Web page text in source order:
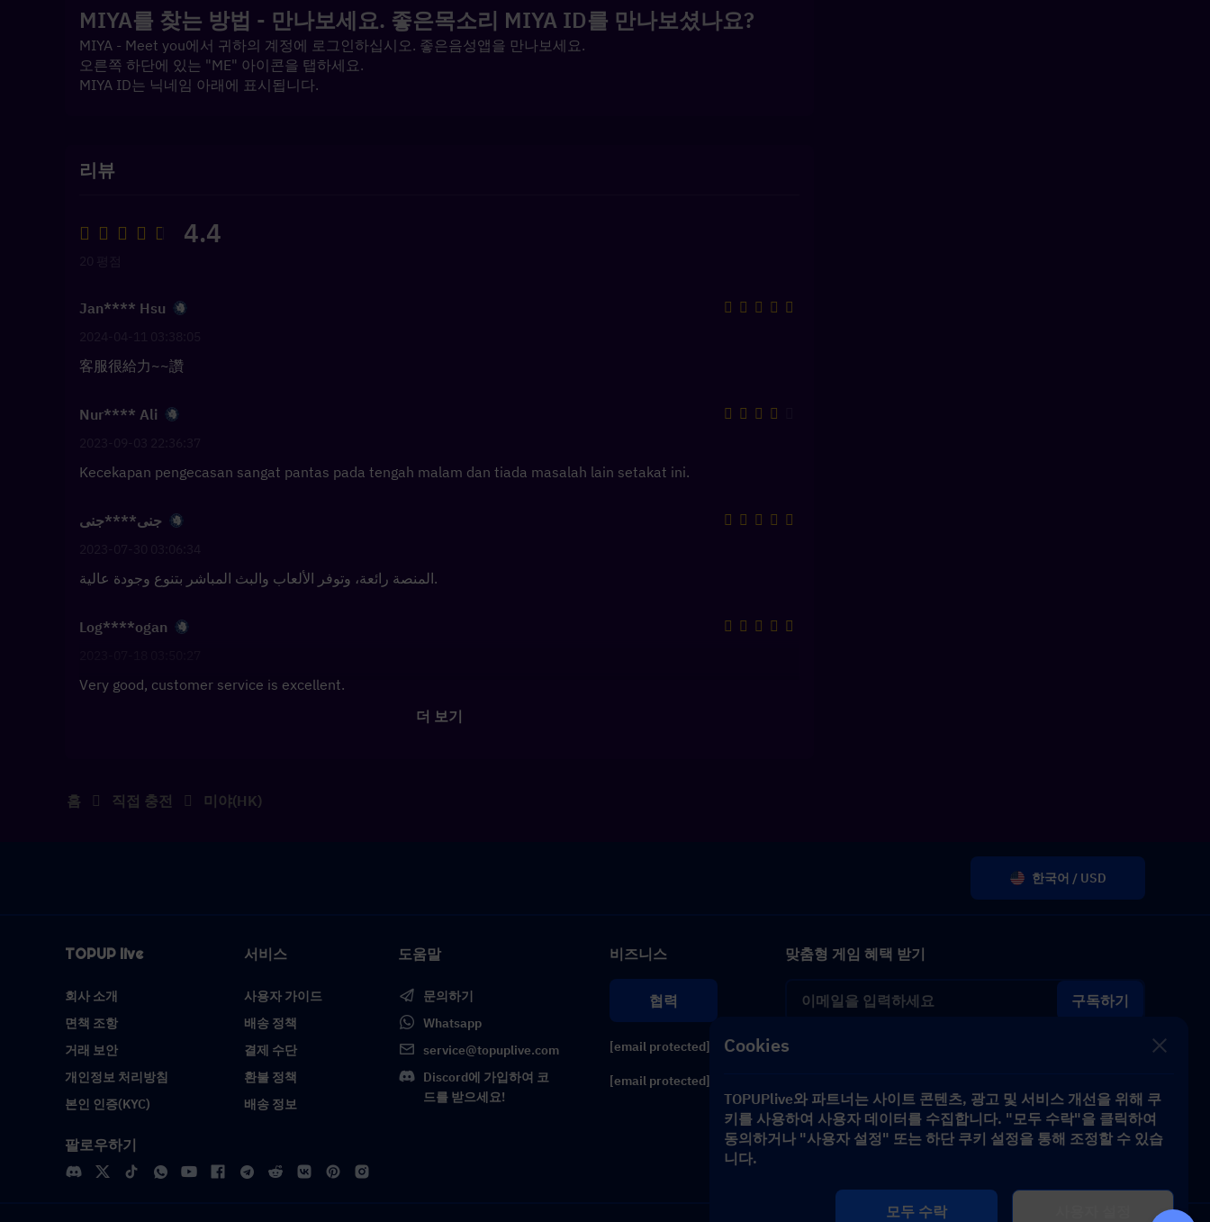
MIYA를 찾는 방법 - 만나보세요. 좋은목소리 MIYA ID를 만나보셨나요?
MIYA - Meet you에서 귀하의 계정에 로그인하십시오. 좋은음성앱을 만나보세요.
오른쪽 하단에 있는 "ME" 아이콘을 탭하세요.
MIYA ID는 닉네임 아래에 표시됩니다.
리뷰
4.4
Jan**** Hsu
客服很給力~~讚
Nur**** Ali
Kecekapan pengecasan sangat pantas pada tengah malam dan tiada masalah lain setakat ini.
جنى****جنى
المنصة رائعة، وتوفر الألعاب والبث المباشر بتنوع وجودة عالية.
Log****ogan
Very good, customer service is excellent.
더 보기
홈 직접 충전 미야(HK)
한국어 / USD
TOPUP live
회사 소개
면책 조항
거래 보안
개인정보 처리방침
본인 인증(KYC)
서비스
사용자 가이드
배송 정책
결제 수단
환불 정책
배송 정보
도움말
문의하기
Whatsapp
service@topuplive.com
Discord에 가입하여 코
드를 받으세요!
비즈니스
협력
[email protected]
[email protected]
맞춤형 게임 혜택 받기
구독하기
팔로우하기
Cookies
TOPUPlive와 파트너는 사이트 콘텐츠, 광고 및 서비스 개선을 위해 쿠
키를 사용하여 사용자 데이터를 수집합니다. "모두 수락"을 클릭하여
동의하거나 "사용자 설정" 또는 하단 쿠키 설정을 통해 조정할 수 있습
니다.
모두 수락